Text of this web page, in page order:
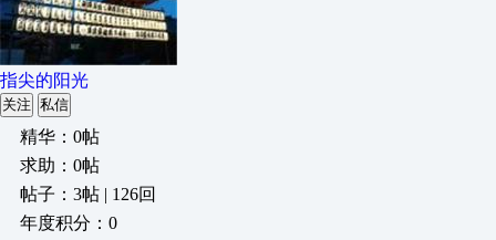
指尖的阳光
关注 私信
精华：0帖
求助：0帖
帖子：3帖 | 126回
年度积分：0